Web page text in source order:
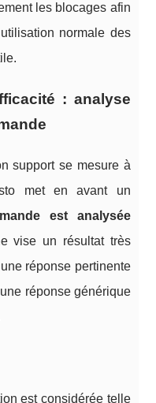
les blocages afin
normale des
: analyse
support se mesure à
met en avant un
est analysée
vise un résultat très
réponse pertinente
réponse générique
est considérée telle